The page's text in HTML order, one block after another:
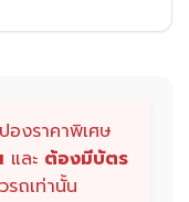
องราคาพิเศษ
และ ต้องมีบัตร
รถเท่านั้น